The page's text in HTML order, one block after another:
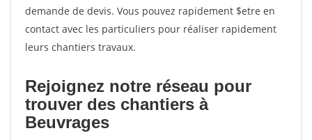
demande de devis. Vous pouvez rapidement $etre en
contact avec les particuliers pour réaliser rapidement
leurs chantiers travaux.
Rejoignez notre réseau pour
trouver des chantiers à
Beuvrages